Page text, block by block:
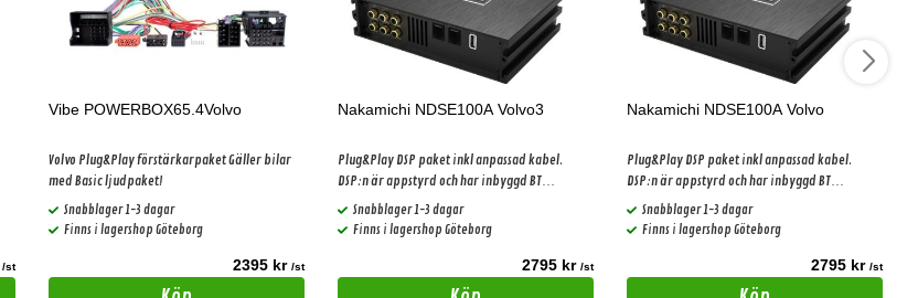
/st
Vibe POWERBOX65.4Volvo
Volvo Plug&Play förstärkarpaket Gäller bilar
med Basic ljudpaket!
Snabblager 1-3 dagar
Finns i lagershop Göteborg
2395 kr /st
Nakamichi NDSE100A Volvo3
Plug&Play DSP paket inkl anpassad kabel.
DSP:n är appstyrd och har inbyggd BT
streaming
Snabblager 1-3 dagar
Finns i lagershop Göteborg
2795 kr /st
Nakamichi NDSE100A Volvo
Plug&Play DSP paket inkl anpassad kabel.
DSP:n är appstyrd och har inbyggd BT
streaming
Snabblager 1-3 dagar
Finns i lagershop Göteborg
2795 kr /st